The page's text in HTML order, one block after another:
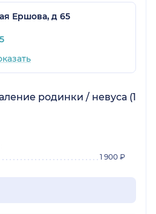
Ершова, д 65
родинки / невуса (1
1 900 ₽